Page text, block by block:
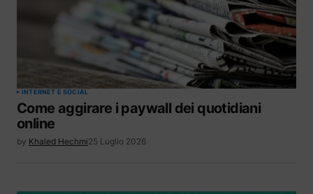
INTERNET E SOCIAL
Come aggirare i paywall dei quotidiani
online
by Khaled Hechmi25 Luglio 2026